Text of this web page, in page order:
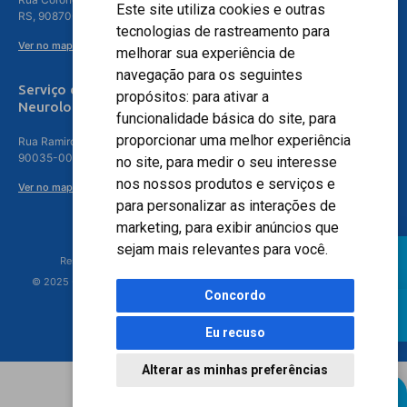
Este site utiliza cookies e outras
tecnologias de rastreamento para
melhorar sua experiência de
navegação para os seguintes
propósitos: para ativar a
funcionalidade básica do site, para
proporcionar uma melhor experiência
no site, para medir o seu interesse
nos nossos produtos e serviços e
para personalizar as interações de
marketing, para exibir anúncios que
sejam mais relevantes para você.
Concordo
Eu recuso
Alterar as minhas preferências
RS, 90870-016
Ver no mapa
Serviço de
Neurologia
Rua Ramiro Barcelos, 630 – 5º andar – Floresta, Porto Alegre – RS,
90035-001
Ver no mapa
Responsável Técnico: Dr. Luiz Antonio Nasi - CREMERS 11217
© 2025 - Hospital Moinhos de Vento - Registro Empresa (CRM-RS): 425